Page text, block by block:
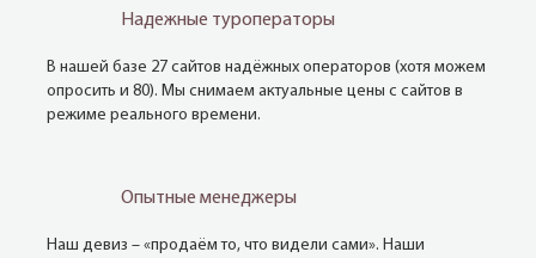
Надежные туроператоры
В нашей базе 27 сайтов надёжных операторов (хотя можем
опросить и 80). Мы снимаем актуальные цены с сайтов в
режиме реального времени.
Опытные менеджеры
Наш девиз – «продаём то, что видели сами». Наши